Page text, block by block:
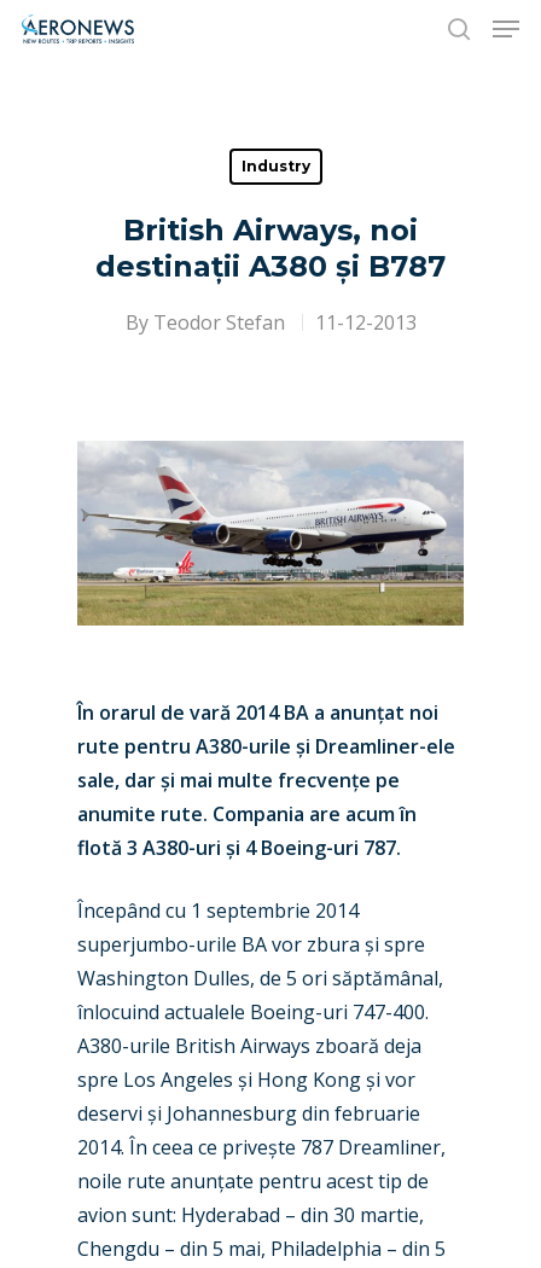
Hit enter to search or ESC to close
Industry
British Airways, noi
destinații A380 și B787
By Teodor Stefan 11-12-2013
În orarul de vară 2014 BA a anunțat noi
rute pentru A380-urile și Dreamliner-ele
sale, dar și mai multe frecvențe pe
anumite rute. Compania are acum în
flotă 3 A380-uri și 4 Boeing-uri 787.
Începând cu 1 septembrie 2014
superjumbo-urile BA vor zbura și spre
Washington Dulles, de 5 ori săptămânal,
înlocuind actualele Boeing-uri 747-400.
A380-urile British Airways zboară deja
spre Los Angeles și Hong Kong și vor
deservi și Johannesburg din februarie
2014. În ceea ce privește 787 Dreamliner,
noile rute anunțate pentru acest tip de
avion sunt: Hyderabad – din 30 martie,
Chengdu – din 5 mai, Philadelphia – din 5